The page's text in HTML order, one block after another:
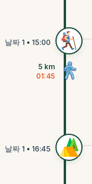
5 km
01:45